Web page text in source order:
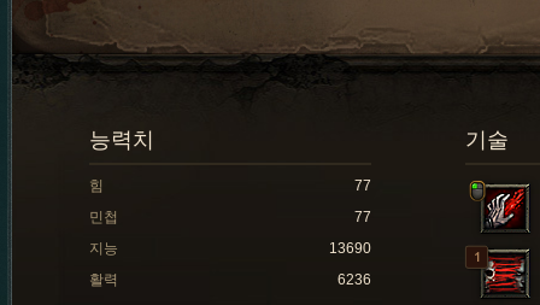
기술
능력치
힘
77
민첩
77
지능
13690
활력
6236